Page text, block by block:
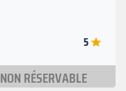
5
NON RÉSERVABLE